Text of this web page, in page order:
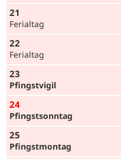
21
Ferialtag
22
Ferialtag
23
Pfingst­vigil
24
Pfingst­sonntag
25
Pfingst­montag